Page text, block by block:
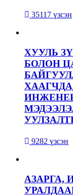
35117 үзсэн
ХУУЛЬ
БОЛОН
9282 үзсэн
АЗАРГА,